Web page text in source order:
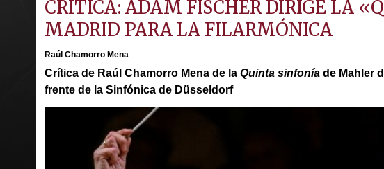
CRÍTICA: ADAM FISCHER DIRIGE LA
MADRID PARA LA FILARMÓNICA
Raúl Chamorro Mena
Crítica de Raúl Chamorro Mena de laQuinta sinfonía de Mahler
frente de la Sinfónica de Düsseldorf